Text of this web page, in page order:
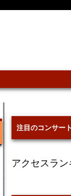
注目のコンサート
アクセスラン